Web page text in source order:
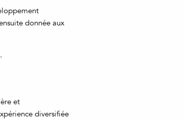
donnée aux
et
diversifiée